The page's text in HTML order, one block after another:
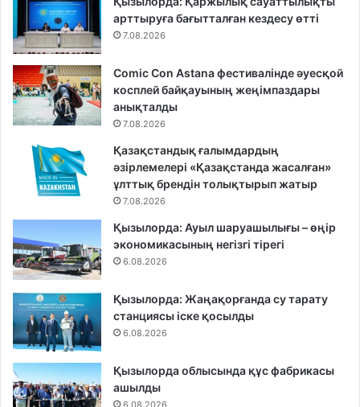
арттыруға бағытталған кездесу өтті
7.08.2026
Comic Con Astana фестивалінде әуесқой
косплей байқауының жеңімпаздары
анықталды
7.08.2026
Қазақстандық ғалымдардың
әзірлемелері «Қазақстанда жасалған»
ұлттық брендін толықтырып жатыр
7.08.2026
Қызылорда: Ауыл шаруашылығы – өңір
экономикасының негізгі тірегі
6.08.2026
Қызылорда: Жаңақорғанда су тарату
станциясы іске қосылды
6.08.2026
Қызылорда облысында құс фабрикасы
ашылды
6.08.2026